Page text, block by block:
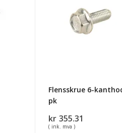
Flensskrue 6-
pk
kr 355.31
( ink. mva )